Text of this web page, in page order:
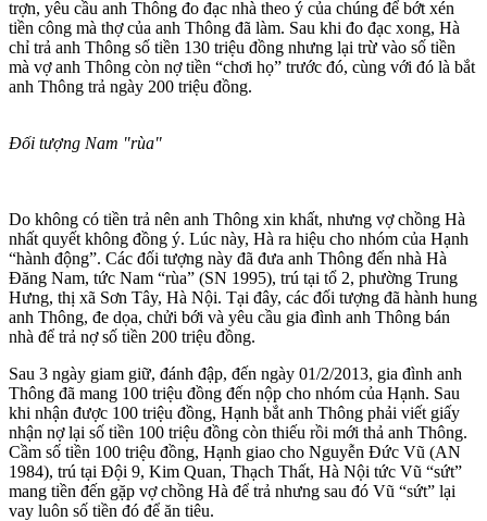
trợn, yêu cầu anh Thông đo đạc nhà theo ý của chúng để bớt xén
tiền công mà thợ của anh Thông đã làm. Sau khi đo đạc xong, Hà
chỉ trả anh Thông số tiền 130 triệu đồng nhưng lại trừ vào số tiền
mà vợ anh Thông còn nợ tiền “chơi họ” trước đó, cùng với đó là bắt
anh Thông trả ngày 200 triệu đồng.
Đối tượng Nam "rùa"
Do không có tiền trả nên anh Thông xin khất, nhưng vợ chồng Hà
nhất quyết không đồng ý. Lúc này, Hà ra hiệu cho nhóm của Hạnh
“hành động”. Các đối tượng này đã đưa anh Thông đến nhà Hà
Đăng Nam, tức Nam “rùa” (SN 1995), trú tại tổ 2, phường Trung
Hưng, thị xã Sơn Tây, Hà Nội. Tại đây, các đối tượng đã hành hung
anh Thông, đe dọa, chửi bới và yêu cầu gia đình anh Thông bán
nhà để trả nợ số tiền 200 triệu đồng.
Sau 3 ngày giam giữ, đánh đập, đến ngày 01/2/2013, gia đình anh
Thông đã mang 100 triệu đồng đến nộp cho nhóm của Hạnh. Sau
khi nhận được 100 triệu đồng, Hạnh bắt anh Thông phải viết giấy
nhận nợ lại số tiền 100 triệu đồng còn thiếu rồi mới thả anh Thông.
Cầm số tiền 100 triệu đồng, Hạnh giao cho Nguyễn Đức Vũ (AN
1984), trú tại Đội 9, Kim Quan, Thạch Thất, Hà Nội tức Vũ “sứt”
mang tiền đến gặp vợ chồng Hà để trả nhưng sau đó Vũ “sứt” lại
vay luôn số tiền đó để ăn tiêu.